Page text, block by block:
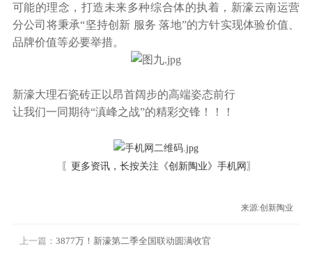
可能的理念，打造未来多种综合体的执着，新濠云南运营
分公司将秉承“坚持创新 服务 落地”的方针实现体验价值、
品牌价值等必要举措。
新濠大理石瓷砖正以昂首阔步的高端姿态前行
让我们一同期待“滇峰之战”的精彩交锋！！！
〖更多资讯，长按关注 《创新陶业》手机网 〗
来源:创新陶业
上一篇： 3877万！新濠第二季全国联动圆满收官